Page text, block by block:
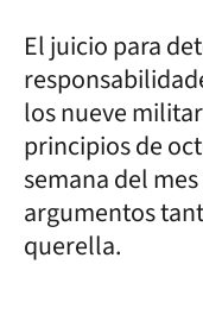
El juicio para
los nueve
principios de
semana del
argumentos
querella.